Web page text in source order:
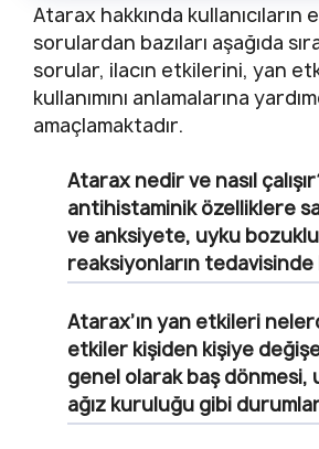
Atarax hakkında
sorulardan bazıları aşağıda
sorular, ilacın etkilerini, yan
kullanımını anlamalarına
amaçlamaktadır.
Atarax nedir ve nasıl
antihistaminik özelliklere
ve anksiyete, uyku
reaksiyonların tedavisinde
Atarax’ın yan etkileri
etkiler kişiden kişiye
genel olarak baş dönmesi,
ağız kuruluğu gibi